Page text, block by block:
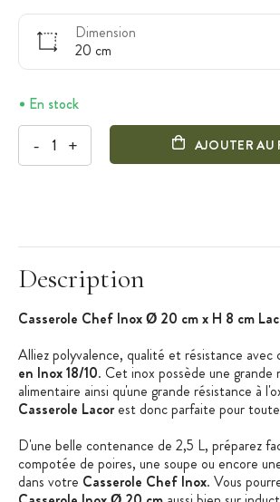
Dimension
20 cm
En stock
- + AJOUTER AU
Description
Casserole Chef Inox Ø 20 cm x H 8 cm
Alliez polyvalence, qualité et résistance avec
en Inox 18/10. Cet inox possède une grande
alimentaire ainsi qu'une grande résistance à
Casserole Lacorest donc parfaite pour
D'une belle contenance de 2,5 L, préparez
compotée de poires, une soupe ou encore
dans votre Casserole Chef Inox. Vous